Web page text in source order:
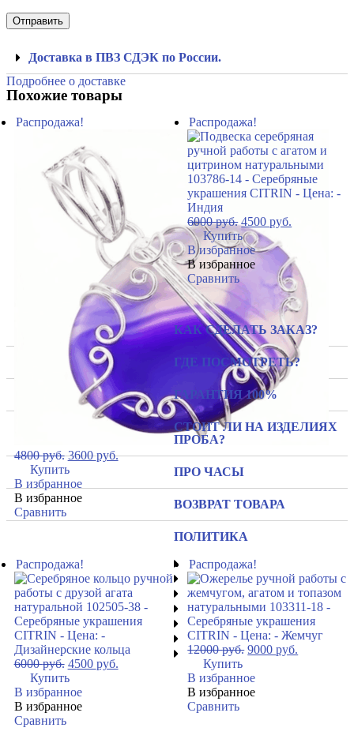
Доставка в ПВЗ СДЭК по России.
Подробнее о доставке
Похожие товары
Распродажа!
4800руб. 3600руб.
Купить
В избранное
В избранное
Сравнить
Распродажа!
6000руб. 4500руб.
Купить
В избранное
В избранное
Сравнить
Распродажа!
6000руб. 4500 руб.
Купить
В избранное
В избранное
Сравнить
Распродажа!
12000руб. 9000руб.
Купить
В избранное
В избранное
Сравнить
КАК СДЕЛАТЬ ЗАКАЗ?
ГДЕ ПОСМОТРЕТЬ?
ГАРАНТИЯ 100%
СТОИТ ЛИ НА ИЗДЕЛИЯХ
ПРОБА?
ПРО ЧАСЫ
ВОЗВРАТ ТОВАРА
ПОЛИТИКА